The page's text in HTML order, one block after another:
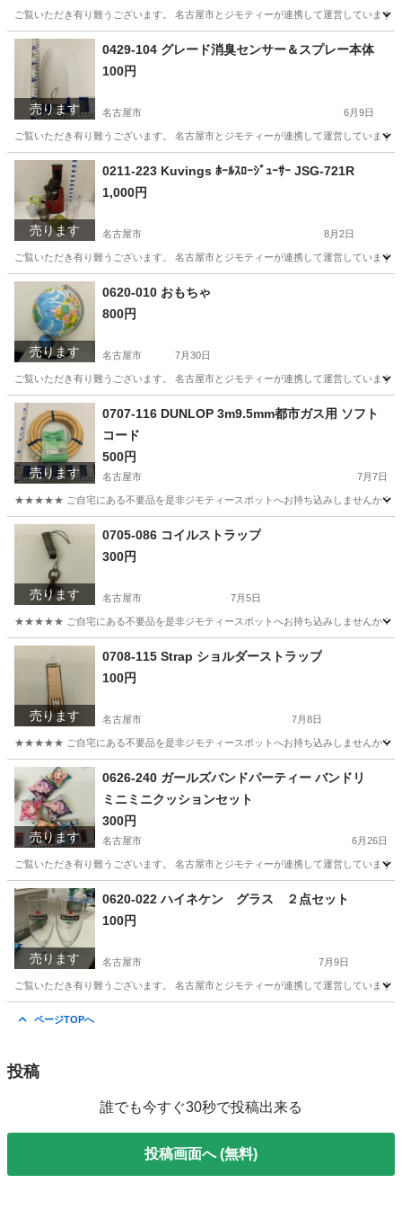
ご覧いただき有り難うございます。 名古屋市とジモティーが連携して運営してい
愛知 名古屋市 リユース
売ります
0429-104 グレード消臭センサー＆スプレー本体
100円
名古屋市 6月9日
ご覧いただき有り難うございます。 名古屋市とジモティーが連携して運営してい
愛知 名古屋市 リユース
売ります
0211-223 Kuvings ﾎｰﾙｽﾛｰｼﾞｭｰｻｰ JSG-721R
1,000円
名古屋市 8月2日
ご覧いただき有り難うございます。 名古屋市とジモティーが連携して運営していま
愛知 名古屋市 リユース
売ります
0620-010 おもちゃ
800円
名古屋市 7月30日
ご覧いただき有り難うございます。 名古屋市とジモティーが連携して運営してい
愛知 名古屋市
売ります
0707-116 DUNLOP 3m9.5mm都市ガス用 ソフト
コード
500円
名古屋市 7月7日
★★★★★ ご自宅にある不要品を是非ジモティースポットへお持ち込みしませんか？
愛知 名古屋市 都市ガス
売ります
0705-086 コイルストラップ
300円
名古屋市 7月5日
★★★★★ ご自宅にある不要品を是非ジモティースポットへお持ち込みしませんか？
愛知 名古屋市 現地
売ります
0708-115 Strap ショルダーストラップ
100円
名古屋市 7月8日
★★★★★ ご自宅にある不要品を是非ジモティースポットへお持ち込みしませんか？
愛知 名古屋市 現地
売ります
0626-240 ガールズバンドパーティー バンドリ
ミニミニクッションセット
300円
名古屋市 6月26日
ご覧いただき有り難うございます。 名古屋市とジモティーが連携して運営してい
愛知 名古屋市 リユース
売ります
0620-022 ハイネケン グラス ２点セット
100円
名古屋市 7月9日
ご覧いただき有り難うございます。 名古屋市とジモティーが連携して運営してい
ページTOPへ
投稿
誰でも今すぐ30秒で投稿出来る
投稿画面へ (無料)